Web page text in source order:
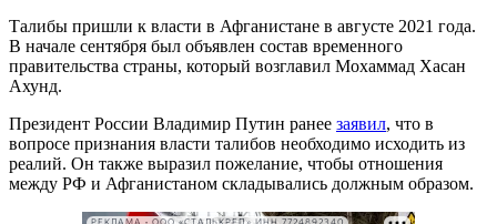
Талибы пришли к власти в Афганистане в августе 2021 года.
В начале сентября был объявлен состав временного
правительства страны, который возглавил Мохаммад Хасан
Ахунд.
Президент России Владимир Путин ранее заявил, что в
вопросе признания власти талибов необходимо исходить из
реалий. Он также выразил пожелание, чтобы отношения
между РФ и Афганистаном складывались должным образом.